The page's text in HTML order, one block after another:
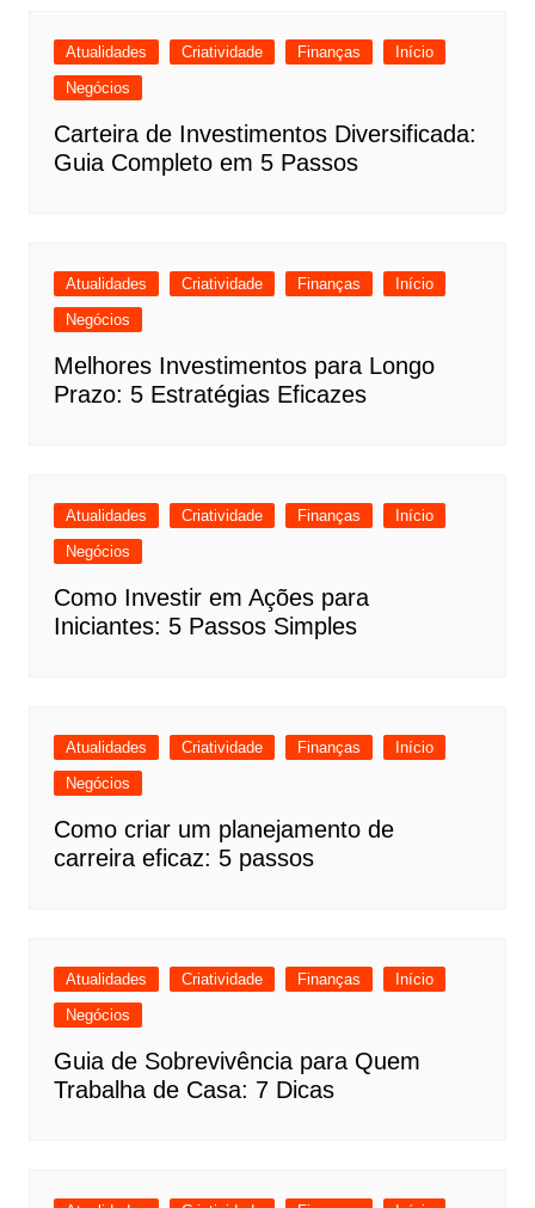
Atualidades Criatividade Finanças
Início
Negócios
Carteira de Investimentos Diversificada:
Guia Completo em 5 Passos
Atualidades Criatividade Finanças
Início
Negócios
Melhores Investimentos para Longo
Prazo: 5 Estratégias Eficazes
Atualidades Criatividade Finanças
Início
Negócios
Como Investir em Ações para
Iniciantes: 5 Passos Simples
Atualidades Criatividade Finanças
Início
Negócios
Como criar um planejamento de
carreira eficaz: 5 passos
Atualidades Criatividade Finanças
Início
Negócios
Guia de Sobrevivência para Quem
Trabalha de Casa: 7 Dicas